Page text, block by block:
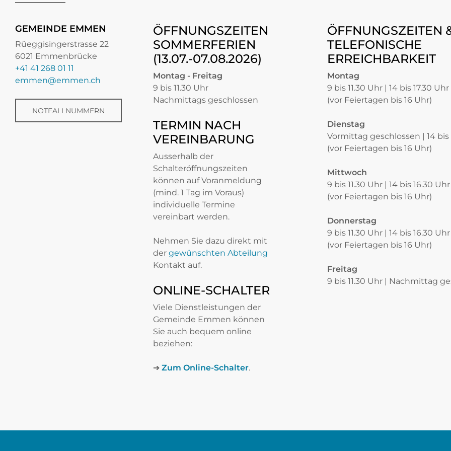
GEMEINDE EMMEN
Rüeggisingerstrasse 22
6021 Emmenbrücke
+41 41 268 01 11
emmen@emmen.ch
NOTFALLNUMMERN
ÖFFNUNGSZEITEN
SOMMERFERIEN
(13.07.-07.08.2026)
Montag - Freitag
9 bis 11.30 Uhr
Nachmittags geschlossen
TERMIN NACH
VEREINBARUNG
Ausserhalb der
Schalteröffnungszeiten
können auf Voranmeldung
(mind. 1 Tag im Voraus)
individuelle Termine
vereinbart werden.
Nehmen Sie dazu direkt mit
der gewünschten Abteilung
Kontakt auf.
ONLINE-SCHALTER
Viele Dienstleistungen der
Gemeinde Emmen können
Sie auch bequem online
beziehen:
➔ Zum Online-Schalter.
ÖFFNUNGSZEITEN
TELEFONISCHE
ERREICHBARKEIT
Montag
9 bis 11.30 Uhr | 14 bis 17.30 Uhr
(vor Feiertagen bis 16 Uhr)
Dienstag
Vormittag geschlossen | 14 bis
(vor Feiertagen bis 16 Uhr)
Mittwoch
9 bis 11.30 Uhr | 14 bis 16.30 Uhr
(vor Feiertagen bis 16 Uhr)
Donnerstag
9 bis 11.30 Uhr | 14 bis 16.30 Uhr
(vor Feiertagen bis 16 Uhr)
Freitag
9 bis 11.30 Uhr | Nachmittag